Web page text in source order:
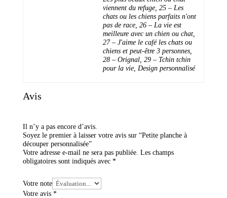
viennent du refuge, 25 – Les
chats ou les chiens parfaits n'ont
pas de race, 26 – La vie est
meilleure avec un chien ou chat,
27 – J'aime le café les chats ou
chiens et peut-être 3 personnes,
28 – Orignal, 29 – Tchin tchin
pour la vie, Design personnalisé
Avis
Il n’y a pas encore d’avis.
Soyez le premier à laisser votre avis sur “Petite planche à
découper personnalisée”
Votre adresse e-mail ne sera pas publiée. Les champs
obligatoires sont indiqués avec *
Votre note
Votre avis *